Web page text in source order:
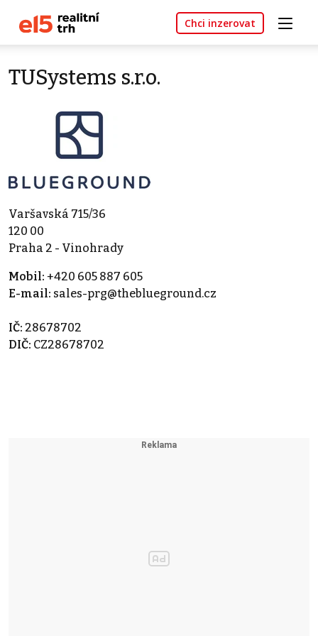
Chci inzerovat
TUSystems s.r.o.
Varšavská 715/36
120 00
Praha 2 - Vinohrady
Mobil: +420 605 887 605
E-mail: sales-prg@theblueground.cz
IČ: 28678702
DIČ: CZ28678702